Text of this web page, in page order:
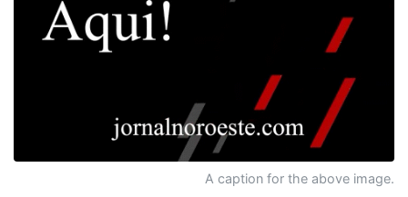
A caption for the above image.